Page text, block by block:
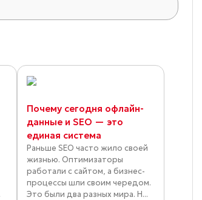
Почему сегодня офлайн-
данные и SEO — это
единая система
Раньше SEO часто жило своей
жизнью. Оптимизаторы
работали с сайтом, а бизнес-
процессы шли своим чередом.
Это были два разных мира. Н...